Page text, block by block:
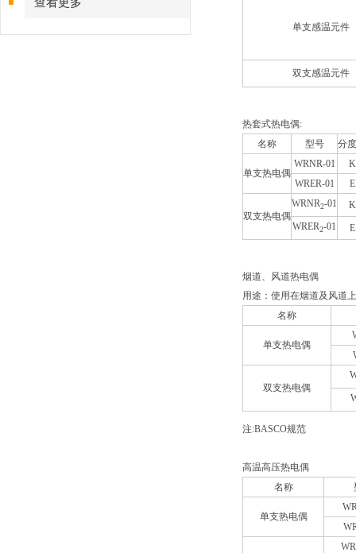
单支感温元件
双支感温元件
热套式热电偶:
名称
型号 分
单支热电偶
WRNR-01
K
WRER-01
E
双支热电偶
WRNR2-01
K
WRER2-01 E
烟道、风道热电偶
用途：使用在烟道及风道
名称
单支热电偶
双支热电偶
注:BASCO规范
高温高压热电偶
名称
单支热电偶